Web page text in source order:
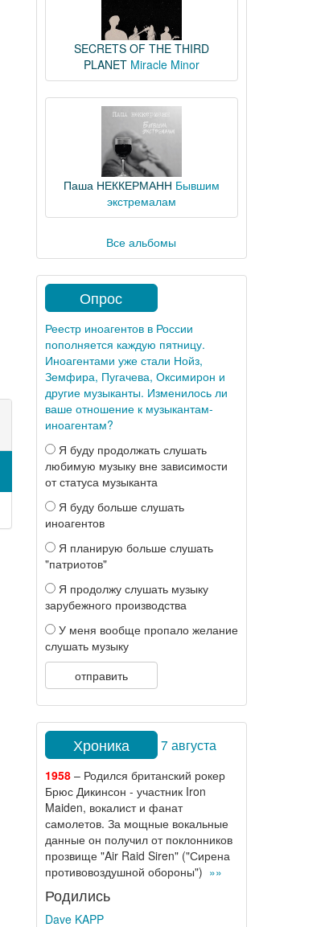
SECRETS OF THE THIRD
PLANET Miracle Minor
Паша НЕККЕРМАНН Бывшим
экстремалам
Все альбомы
Опрос
Реестр иноагентов в России
пополняется каждую пятницу.
Иноагентами уже стали Нойз,
Земфира, Пугачева, Оксимирон и
другие музыканты. Изменилось ли
ваше отношение к музыкантам-
иноагентам?
Я буду продолжать слушать
любимую музыку вне зависимости
от статуса музыканта
Я буду больше слушать
иноагентов
Я планирую больше слушать
"патриотов"
Я продолжу слушать музыку
зарубежного производства
У меня вообще пропало желание
слушать музыку
отправить
Хроника 7 августа
1958– Родился британский рокер
Брюс Дикинсон - участник Iron
Maiden, вокалист и фанат
самолетов. За мощные вокальные
данные он получил от поклонников
прозвище "Air Raid Siren" ("Сирена
противовоздушной обороны") »»
Родились
Dave KAPP